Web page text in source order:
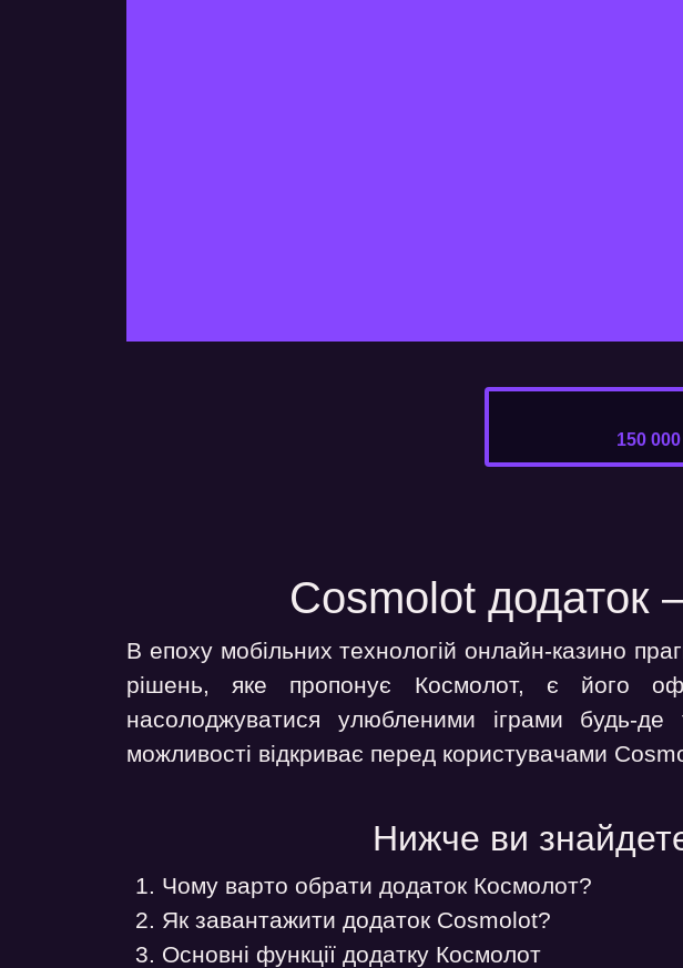
150
Cosmolot додаток
В епоху мобільних технологій онлайн-казино
рішень, яке пропонує Космолот, є його
насолоджуватися улюбленими іграми будь-
можливості відкриває перед користувачами
Нижче ви знайдете
Чому варто обрати додаток Космолот?
Як завантажити додаток Cosmolot?
Основні функції додатку Космолот